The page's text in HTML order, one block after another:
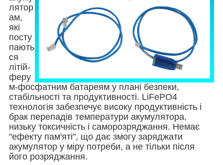
лятор
ам,
які
посту
пають
ся
літій-
феру
м-фосфатним батареям у плані безпеки,
стабільності та продуктивності. LiFePO4
технологія забезпечує високу продуктивність і
брак перепадів температури акумулятора,
низьку токсичність і саморозряджання. Немає
"ефекту пам'яті", що дає змогу заряджати
акумулятор у міру потреби, а не тільки після
його розряджання.